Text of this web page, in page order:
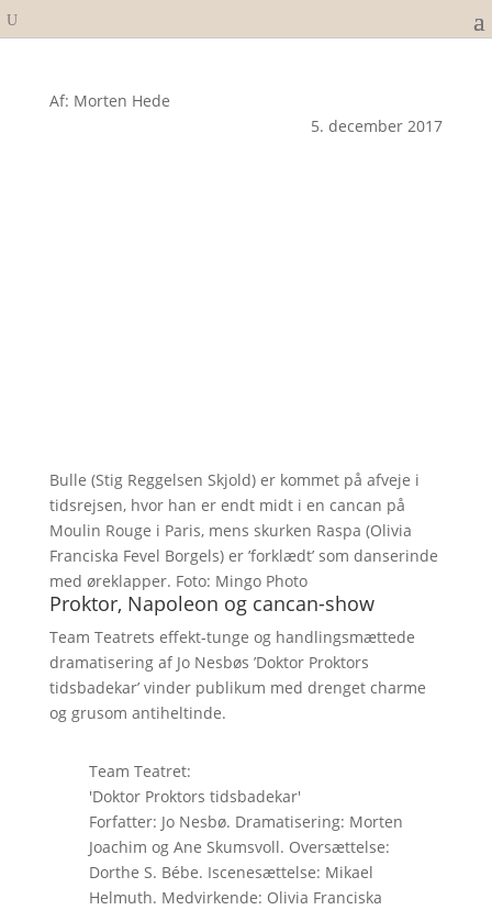
Af: Morten Hede
5. december 2017
Bulle (Stig Reggelsen Skjold) er kommet på afveje i
tidsrejsen, hvor han er endt midt i en cancan på
Moulin Rouge i Paris, mens skurken Raspa (Olivia
Franciska Fevel Borgels) er ’forklædt’ som danserinde
med øreklapper. Foto: Mingo Photo
Proktor, Napoleon og cancan-show
Team Teatrets effekt-tunge og handlingsmættede
dramatisering af Jo Nesbøs ’Doktor Proktors
tidsbadekar’ vinder publikum med drenget charme
og grusom antiheltinde.
Team Teatret:
'Doktor Proktors tidsbadekar'
Forfatter: Jo Nesbø. Dramatisering: Morten
Joachim og Ane Skumsvoll. Oversættelse:
Dorthe S. Bébe. Iscenesættelse: Mikael
Helmuth. Medvirkende: Olivia Franciska